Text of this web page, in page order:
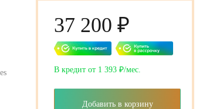
37 200 ₽
В кредит от 1 393 ₽/мес.
Добавить в корзину